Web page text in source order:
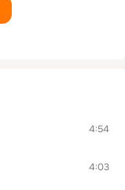
4:54
4:03